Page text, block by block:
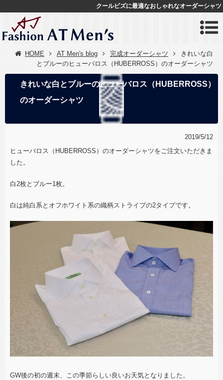
クールビズに最適なおしゃれなオーダーシャツ
HOME AT Men's blog 完成オーダーシャツ
きれいな白
とブルーのヒューバロス（HUBERROSS）のオーダーシャツ
きれいな白とブルーのヒューバロス（HUBERROSS）
のオーダーシャツ
2019/5/12
ヒューバロス（HUBERROSS）のオーダーシャツをご注文いただきま
した。
白2枚とブルー1枚。
白は純白系とオフホワイト系の織柄ストライプの2タイプです。
GW後の初の週末、この季節らしい良いお天気となりました。